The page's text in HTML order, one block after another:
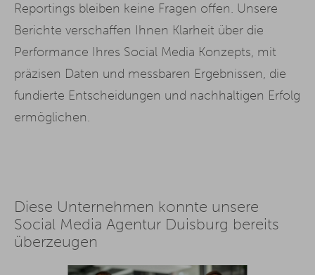
Reportings bleiben keine Fragen offen. Unsere
Berichte verschaffen Ihnen Klarheit über die
Performance Ihres Social Media Konzepts, mit
präzisen Daten und messbaren Ergebnissen, die
fundierte Entscheidungen und nachhaltigen Erfolg
ermöglichen.
Diese Unternehmen konnte unsere
Social Media Agentur Duisburg bereits
überzeugen